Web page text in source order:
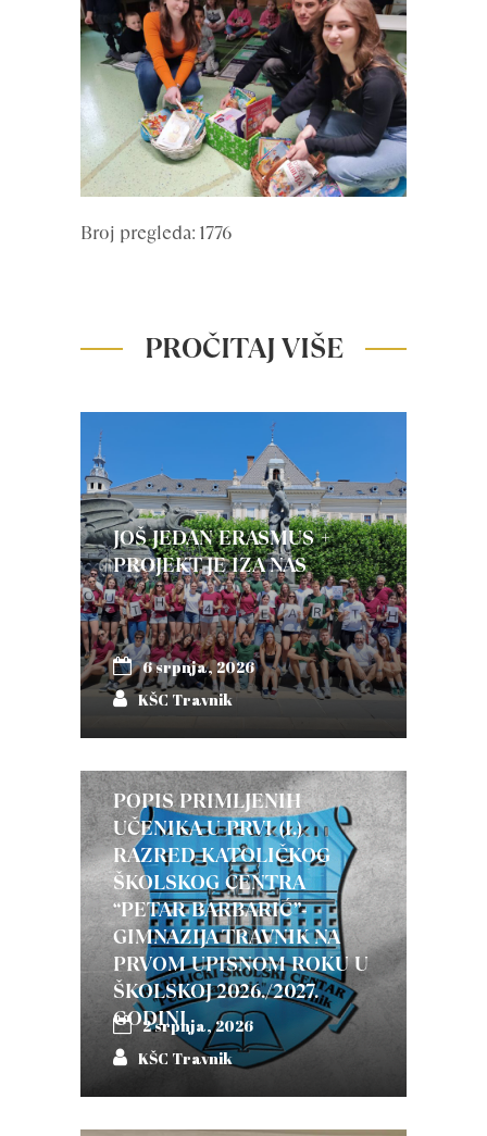
Broj pregleda: 1776
PROČITAJ VIŠE
JOŠ JEDAN ERASMUS +
PROJEKT JE IZA NAS
6 srpnja, 2026
KŠC Travnik
POPIS PRIMLJENIH
UČENIKA U PRVI (I.)
RAZRED KATOLIČKOG
ŠKOLSKOG CENTRA
“PETAR BARBARIĆ”-
GIMNAZIJA TRAVNIK NA
PRVOM UPISNOM ROKU U
ŠKOLSKOJ 2026./2027.
GODINI
2 srpnja, 2026
KŠC Travnik